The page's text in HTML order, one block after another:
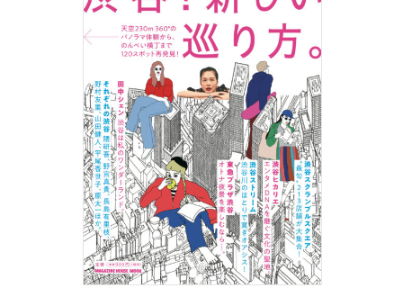
会社概要 ライバシーポリシー よくあるご質問